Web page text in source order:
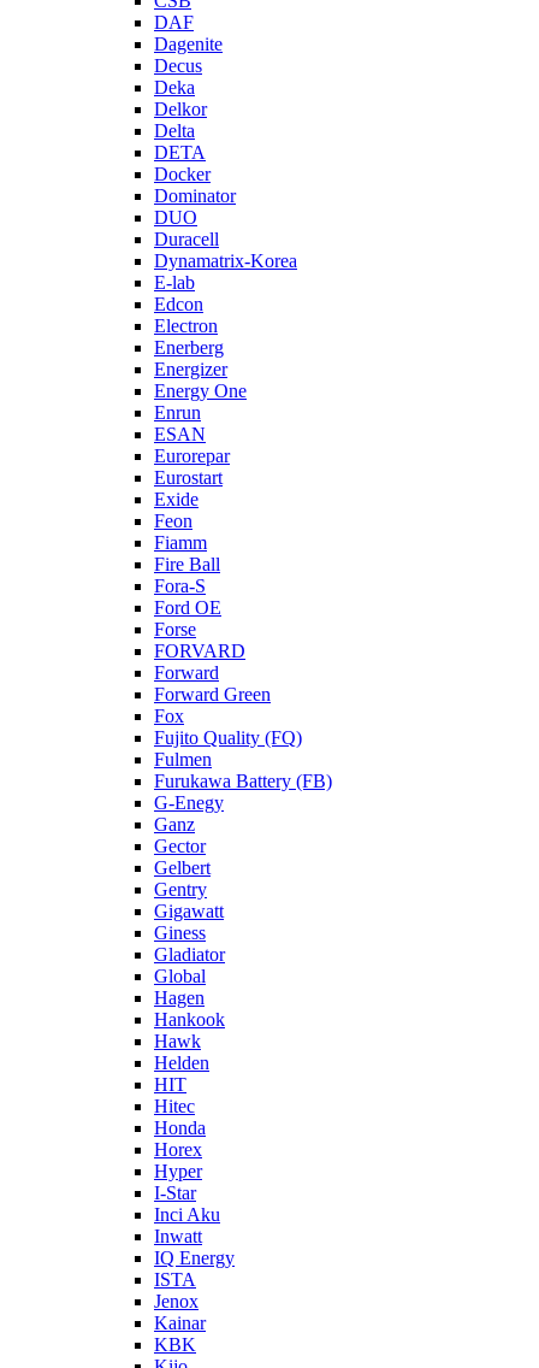
DAF
Dagenite
Decus
Deka
Delkor
Delta
DETA
Docker
Dominator
DUO
Duracell
Dynamatrix-Korea
E-lab
Edcon
Electron
Enerberg
Energizer
Energy One
Enrun
ESAN
Eurorepar
Eurostart
Exide
Feon
Fiamm
Fire Ball
Fora-S
Ford OE
Forse
FORVARD
Forward
Forward Green
Fox
Fujito Quality (FQ)
Fulmen
Furukawa Battery (FB)
G-Enegy
Ganz
Gector
Gelbert
Gentry
Gigawatt
Giness
Gladiator
Global
Hagen
Hankook
Hawk
Helden
HIT
Hitec
Honda
Horex
Hyper
I-Star
Inci Aku
Inwatt
IQ Energy
ISTA
Jenox
Kainar
KBK